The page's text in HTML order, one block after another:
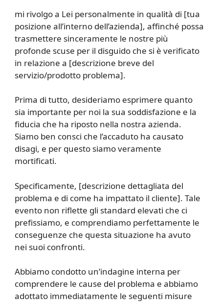
mi rivolgo a Lei personalmente in qualità di [tua
posizione all’interno dell’azienda], affinché possa
trasmettere sinceramente le nostre più
profonde scuse per il disguido che si è verificato
in relazione a [descrizione breve del
servizio/prodotto problema].
Prima di tutto, desideriamo esprimere quanto
sia importante per noi la sua soddisfazione e la
fiducia che ha riposto nella nostra azienda.
Siamo ben consci che l’accaduto ha causato
disagi, e per questo siamo veramente
mortificati.
Specificamente, [descrizione dettagliata del
problema e di come ha impattato il cliente]. Tale
evento non riflette gli standard elevati che ci
prefissiamo, e comprendiamo perfettamente le
conseguenze che questa situazione ha avuto
nei suoi confronti.
Abbiamo condotto un’indagine interna per
comprendere le cause del problema e abbiamo
adottato immediatamente le seguenti misure